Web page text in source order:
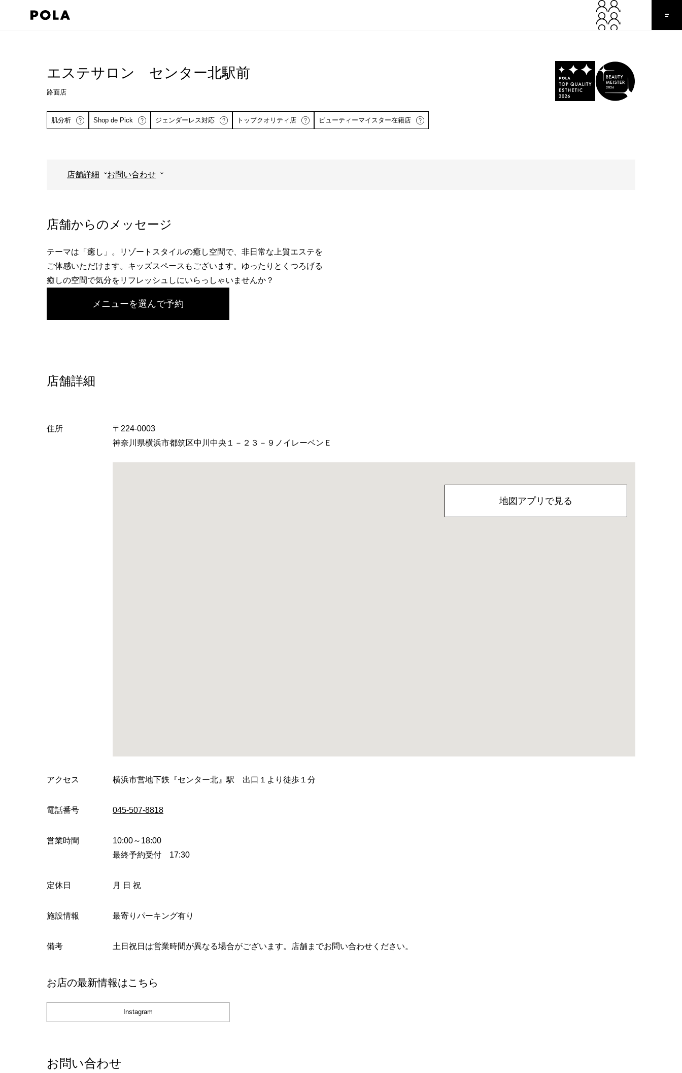
エステサロン センター北駅前
路面店
肌分析 Shop de Pick ジェンダーレス対応 トップクオリティ店 ビューティーマイスター在籍店
店舗詳細 お問い合わせ
店舗からのメッセージ
テーマは「癒し」。リゾートスタイルの癒し空間で、非日常な上質エステを
ご体感いただけます。キッズスペースもございます。ゆったりとくつろげる
癒しの空間で気分をリフレッシュしにいらっしゃいませんか？
メニューを選んで予約
店舗詳細
住所
〒224-0003
神奈川県横浜市都筑区中川中央１－２３－９ノイレーベンＥ
地図アプリで見る
アクセス 横浜市営地下鉄『センター北』駅 出口１より徒歩１分
電話番号 045-507-8818
営業時間
10:00～18:00
最終予約受付 17:30
定休日 月 日 祝
施設情報 最寄りパーキング有り
備考 土日祝日は営業時間が異なる場合がございます。店舗までお問い合わせください。
お店の最新情報はこちら
Instagram
お問い合わせ